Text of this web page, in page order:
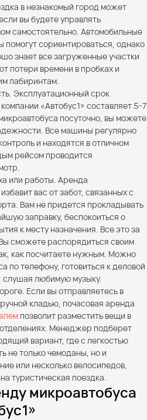
в незнакомый город может
вы будете управлять
самостоятельно. Автомобильные
помогут сориентироваться, однако
знает все загруженные участки
потери времени в пробках и
лабиринтам.
Эксплуатационный срок
«Автобус1» составляет 5-7
посуточно, вы можете
Все машины регулярно
и находятся в отличном
рейсом проводится
или работы. Аренда
вас от забот, связанных с
Вам не придется прокладывать
заправку, беспокоиться о
к месту назначения. Все это за
сможете распорядиться своим
как посчитаете нужным. Можно
по телефону, готовиться к деловой
слушая любимую музыку.
Если вы отправляетесь в
кладью, почасовая аренда
позволит разместить вещи в
Менеджер подберет
вариант, где с легкостью
не только чемоданы, но и
или несколько велосипедов,
туристическая поездка.
микроавтобуса